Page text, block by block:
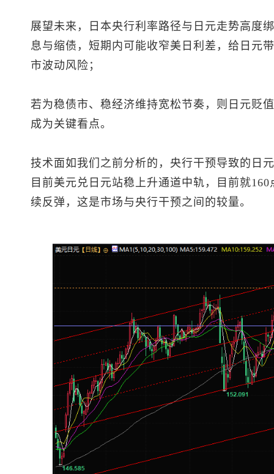
展望未来，日本央行利率路径与日元走势高度
息与缩债，短期内可能收窄美日利差，给日元
市波动风险；
若为稳债市、稳经济维持宽松节奏，则日元贬
成为关键看点。
技术面如我们之前分析的，央行干预导致的日
目前美元兑日元站稳上升通道中轨，目前就
续反弹，这是市场与央行干预之间的较量。